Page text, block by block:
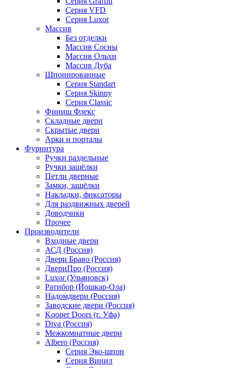
Серия VFD
Серия Luxor
Массив
Без отделки
Массив Сосны
Массив Ольхи
Массив Дуба
Шпонированные
Серия Standart
Серия Skinny
Серия Classic
Финиш Флекс
Складные двери
Скрытые двери
Арки и порталы
Фурнитура
Ручки раздельные
Ручки защёлки
Петли дверные
Замки, защёлки
Накладки, фиксаторы
Для раздвижных дверей
Доводчики
Прочее
Производители
Входные двери
АСД (Россия)
Двери Браво (Россия)
ДвериПро (Россия)
Luxor (Ульяновск)
Ратибор (Йошкар-Ола)
Надомдвери (Россия)
Заводские двери (Россия)
Kooper Doors (г. Уфа)
Diva (Россия)
Межкомнатные двери
Albero (Россия)
Серия Эко-шпон
Серия Винил